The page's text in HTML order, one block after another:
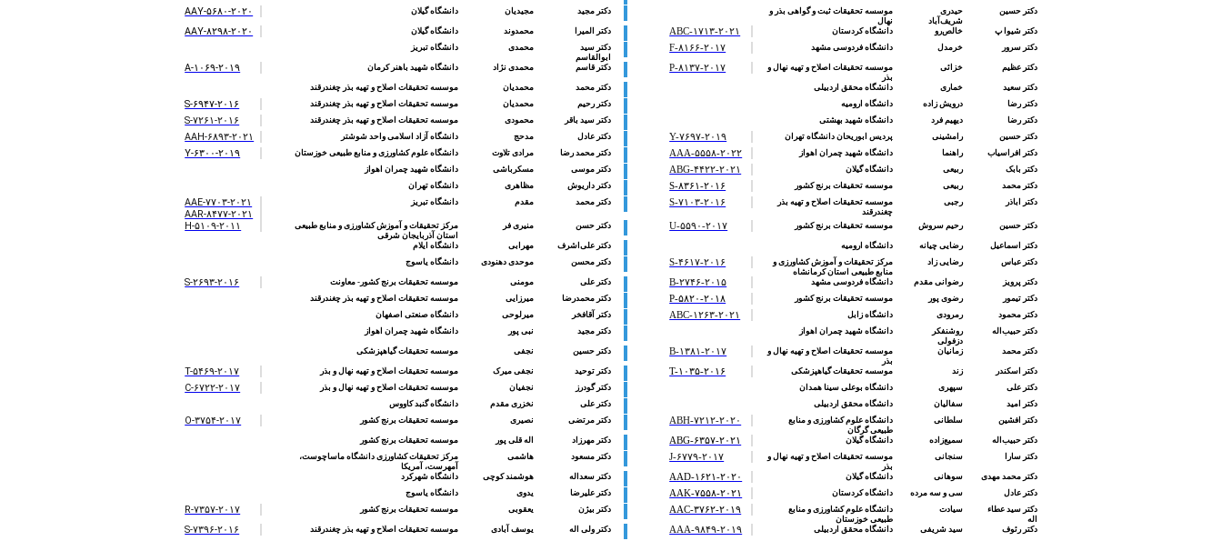
دکتر حسین
حیدری
شریف‌آباد
موسسه تحقیقات ثبت و گواهی بذر و
نهال
دکتر مجید مجیدیان دانشگاه گیلان AAY-۵۶۸۰-۲۰۲۰
دکتر شیوا پ خالص‌رو دانشگاه کردستان ABC-۱۷۱۳-۲۰۲۱ دکتر المیرا محمدوند دانشگاه گیلان AAY-۸۲۹۸-۲۰۲۰
دکتر سرور خرمدل دانشگاه فردوسی مشهد F-۸۱۶۶-۲۰۱۷
دکتر سید
ابوالقاسم
محمدی دانشگاه تبریز
دکترعظیم خزائی
موسسه تحقیقات اصلاح و تهیه نهال و
بذر
P-۸۱۳۷-۲۰۱۷ دکتر قاسم محمدی نژاد دانشگاه شهید باهنر کرمان A-۱۰۶۹-۲۰۱۹
دکتر سعید خماری دانشگاه محقق اردبیلی دکترمحمد محمدیان
موسسه تحقیقات اصلاح و تهیه بذر چغندرقند
دکتر رضا
درویش زاده دانشگاه ارومیه دکتر رحیم محمدیان موسسه تحقیقات اصلاح و تهیه بذر چغندرقند S-۶۹۴۷-۲۰۱۶
دکتر رضا دیهیم فرد دانشگاه شهید بهشتی دکتر سید باقر محمودی موسسه تحقیقات اصلاح و تهیه بذر چغندرقند S-۷۲۶۱-۲۰۱۶
دکتر حسین رامشینی پردیس ابوریحان دانشگاه تهران Y-۷۶۹۷-۲۰۱۹ دکتر عادل مدحج دانشگاه آزاد اسلامی واحد شوشتر AAH-۶۸۹۳-۲۰۲۱
دکتر افراسیاب راهنما دانشگاه شهید چمران اهواز AAA-۵۵۵۸-۲۰۲۲ دکتر محمد رضا مرادی تلاوت دانشگاه علوم کشاورزی و منابع طبیعی خوزستان Y-۶۳۰۰-۲۰۱۹
دکتر بابک ربیعی دانشگاه گیلان ABG-۴۴۲۲-۲۰۲۱ دکتر موسی مسکرباشی
دانشگاه شهید چمران اهواز
دکتر محمد
ربیعی موسسه تحقیقات برنج کشور S-۸۳۶۱-۲۰۱۶ دکتر داریوش مظاهری
دانشگاه تهران
دکتر اباذر
رجبی
موسسه تحقیقات اصلاح و تهیه بذر
چغندرقند
S-۷۱۰۳-۲۰۱۶ دکتر محمد مقدم دانشگاه تبریز
AAE-۷۷۰۳-۲۰۲۱
AAR-۸۴۷۷-۲۰۲۱
دکتر حسین رحیم سروش موسسه تحقیقات برنج کشور U-۵۵۹۰-۲۰۱۷ دکتر حسن منیری فر
مرکز تحقیقات و آموزش کشاورزی و منابع طبیعی
استان آذربایجان شرقی
H-۵۱۰۹-۲۰۱۱
دکتر اسماعیل رضایی چیانه دانشگاه ارومیه دکتر علی‌اشرف مهرابی
دانشگاه ایلام
دکتر عباس
رضایی زاد
مرکز تحقیقات و آموزش کشاورزی و
منابع طبیعی استان کرمانشاه
S-۴۶۱۷-۲۰۱۶ دکترمحسن موحدی دهنودی دانشگاه یاسوج
دکتر پرویز رضوانی مقدم دانشگاه فردوسی مشهد B-۲۷۴۶-۲۰۱۵ دکتر علی مومنی موسسه تحقیقات برنج کشور- معاونت S-۲۶۹۳-۲۰۱۶
دکترتیمور رضوی پور موسسه تحقیقات برنج کشور P-۵۸۲۰-۲۰۱۸ دکتر محمدرضا میرزایی
موسسه تحقیقات اصلاح و تهیه بذر چغندرقند
دکتر محمود
رمرودی دانشگاه زابل ABC-۱۲۶۳-۲۰۲۱ دکتر آقافخر میرلوحی
دانشگاه صنعتی اصفهان
دکتر حبیب‌اله
روشنفکر
دزفولی
دانشگاه شهید چمران اهواز دکتر مجید نبی پور دانشگاه شهید چمران اهواز
دکتر محمد زمانیان
موسسه تحقیقات اصلاح و تهیه نهال و
بذر
B-۱۳۸۱-۲۰۱۷ دکترحسین نجفی موسسه تحقیقات گیاهپزشکی
دکتر اسکندر زند موسسه تحقیقات گیاهپزشکی T-۱۰۳۵-۲۰۱۶ دکترتوحید نجفی میرک موسسه تحقیقات اصلاح و تهیه نهال و بذر T-۵۴۶۹-۲۰۱۷
دکتر علی سپهری دانشگاه بوعلی سینا همدان دکتر گودرز نجفیان موسسه تحقیقات اصلاح و تهیه نهال و بذر C-۶۷۲۲-۲۰۱۷
دکتر امید سفالیان دانشگاه محقق اردبیلی دکتر علی نخزری مقدم
دانشگاه گنبد کاووس
دکتر افشین
سلطانی
دانشگاه علوم کشاورزی و منابع
طبیعی گرگان
ABH-۷۲۱۲-۲۰۲۰ دکترمرتضی نصیری موسسه تحقیقات برنج کشور O-۳۷۵۴-۲۰۱۷
دکتر حبیب‌اله سمیع‌زاده دانشگاه گیلان ABG-۶۳۵۷-۲۰۲۱ دکتر مهرزاد اله قلی پور
موسسه تحقیقات برنج کشور
دکترسارا سنجانی
موسسه تحقیقات اصلاح و تهیه نهال و
بذر
J-۶۷۷۹-۲۰۱۷ دکتر مسعود هاشمی
مرکز تحقیقات کشاورزی دانشگاه ماساچوست،
آمهرست، آمریکا
دکترمحمد مهدی سوهانی دانشگاه گیلان AAD-۱۶۲۱-۲۰۲۰ دکتر سعداله هوشمند کوچی
دانشگاه شهرکرد
دکتر عادل
سی و سه مرده دانشگاه کردستان AAK-۷۵۵۸-۲۰۲۱ دکتر علیرضا یدوی
دانشگاه یاسوج
دکتر سید عطاء
اله
سیادت
دانشگاه علوم کشاورزی و منابع
طبیعی خوزستان
AAC-۳۷۶۲-۲۰۱۹ دکتر بیژن یعقوبی موسسه تحقیقات برنج کشور R-۷۳۵۷-۲۰۱۷
دکتر رئوف سید شریفی دانشگاه محقق اردبیلی AAA-۹۸۴۹-۲۰۱۹ دکتر ولی اله یوسف آبادی موسسه تحقیقات اصلاح و تهیه بذر چغندرقند S-۷۳۹۶-۲۰۱۶